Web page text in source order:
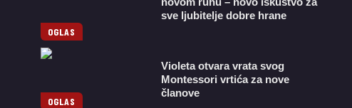
OGLAS
sve ljubitelje dobre hrane
OGLAS
Violeta otvara vrata svog
Montessori vrtića za nove
članove